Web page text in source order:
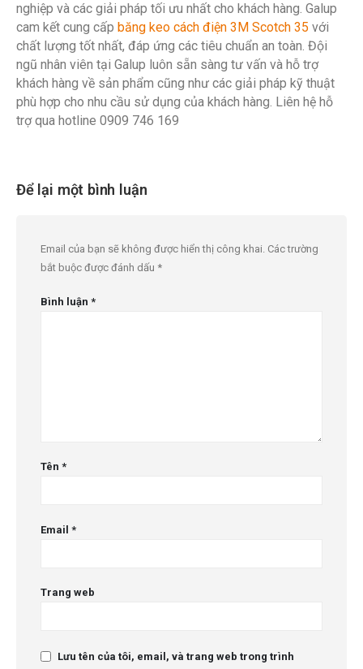
nghiệp và các giải pháp tối ưu nhất cho khách hàng. Galup
cam kết cung cấp băng keo cách điện 3M Scotch 35 với
chất lượng tốt nhất, đáp ứng các tiêu chuẩn an toàn. Đội
ngũ nhân viên tại Galup luôn sẵn sàng tư vấn và hỗ trợ
khách hàng về sản phẩm cũng như các giải pháp kỹ thuật
phù hợp cho nhu cầu sử dụng của khách hàng. Liên hệ hỗ
trợ qua hotline 0909 746 169
Để lại một bình luận
Email của bạn sẽ không được hiển thị công khai. Các trường
bắt buộc được đánh dấu *
Bình luận *
Tên *
Email *
Trang web
Lưu tên của tôi, email, và trang web trong trình